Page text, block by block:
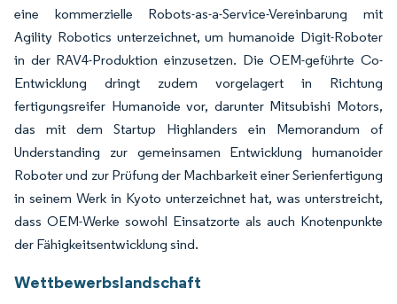
eine kommerzielle Robots-as-a-Service-Vereinbarung mit
Agility Robotics unterzeichnet, um humanoide Digit-Roboter
in der RAV4-Produktion einzusetzen. Die OEM-geführte Co-
Entwicklung dringt zudem vorgelagert in Richtung
fertigungsreifer Humanoide vor, darunter Mitsubishi Motors,
das mit dem Startup Highlanders ein Memorandum of
Understanding zur gemeinsamen Entwicklung humanoider
Roboter und zur Prüfung der Machbarkeit einer Serienfertigung
in seinem Werk in Kyoto unterzeichnet hat, was unterstreicht,
dass OEM-Werke sowohl Einsatzorte als auch Knotenpunkte
der Fähigkeitsentwicklung sind.
Wettbewerbslandschaft